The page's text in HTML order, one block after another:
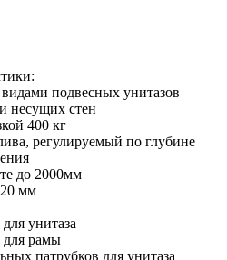
подвесных унитазов
несущих стен
400 кг
регулируемый по глубине
до 2000мм
мм
унитаза
рамы
патрубков для унитаза